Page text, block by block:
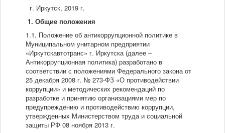
г. Иркутск, 2019 г.
1. Общие положения
1.1. Положение об антикоррупционной политике в
Муниципальном унитарном предприятии
«Иркутскавтотранс» г. Иркутска (далее –
Антикоррупционная политика) разработано в
соответствии с положениями Федерального закона от
25 декабря 2008 г. № 273-ФЗ «О противодействии
коррупции» и методических рекомендаций по
разработке и принятию организациями мер по
предупреждению и противодействию коррупции,
утвержденных Министерством труда и социальной
защиты РФ 08 ноября 2013 г.